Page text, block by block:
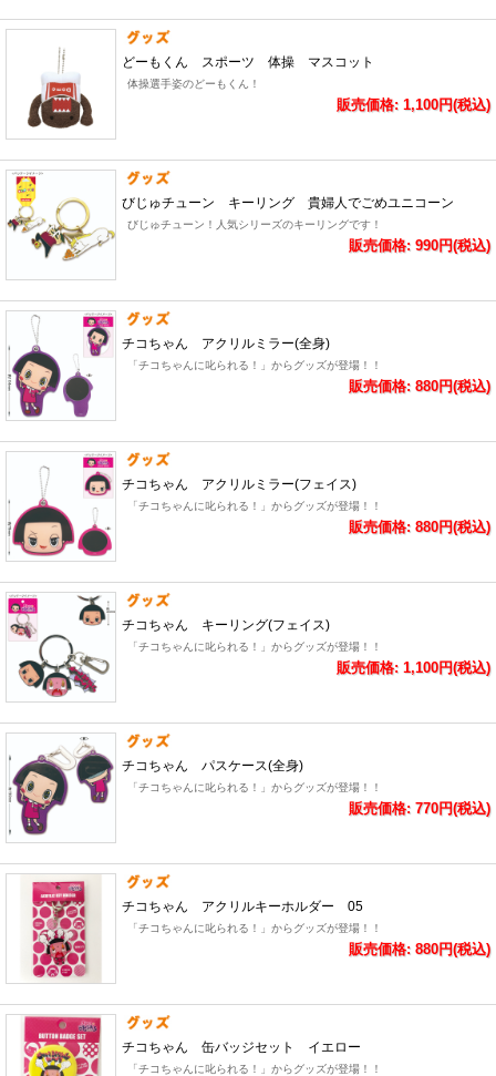
どーもくん スポーツ 体操 マスコット
体操選手姿のどーもくん！
販売価格: 1,100円(税込)
びじゅチューン キーリング 貴婦人でごめユニコーン
びじゅチューン！人気シリーズのキーリングです！
販売価格: 990円(税込)
チコちゃん アクリルミラー(全身)
「チコちゃんに叱られる！」からグッズが登場！！
販売価格: 880円(税込)
チコちゃん アクリルミラー(フェイス)
「チコちゃんに叱られる！」からグッズが登場！！
販売価格: 880円(税込)
チコちゃん キーリング(フェイス)
「チコちゃんに叱られる！」からグッズが登場！！
販売価格: 1,100円(税込)
チコちゃん パスケース(全身)
「チコちゃんに叱られる！」からグッズが登場！！
販売価格: 770円(税込)
チコちゃん アクリルキーホルダー 05
「チコちゃんに叱られる！」からグッズが登場！！
販売価格: 880円(税込)
チコちゃん 缶バッジセット イエロー
「チコちゃんに叱られる！」からグッズが登場！！